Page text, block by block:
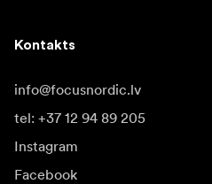
Kontakts
info@focusnordic.lv
tel: +37 12 94 89 205
Instagram
Facebook